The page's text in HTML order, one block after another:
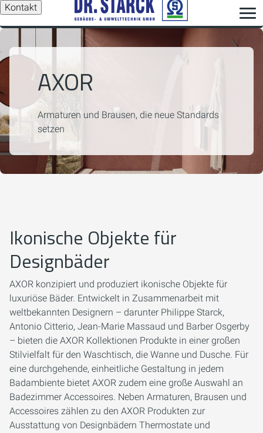
Kontakt
AXOR
Armaturen und Brausen, die neue Standards
setzen
Ikonische Objekte für
Designbäder
AXOR konzipiert und produziert ikonische Objekte für
luxuriöse Bäder. Entwickelt in Zusammenarbeit mit
weltbekannten Designern – darunter Philippe Starck,
Antonio Citterio, Jean-Marie Massaud und Barber Osgerby
– bieten die AXOR Kollektionen Produkte in einer großen
Stilvielfalt für den Waschtisch, die Wanne und Dusche. Für
eine durchgehende, einheitliche Gestaltung in jedem
Badambiente bietet AXOR zudem eine große Auswahl an
Badezimmer Accessoires. Neben Armaturen, Brausen und
Accessoires zählen zu den AXOR Produkten zur
Ausstattung von Designbädern Thermostate und